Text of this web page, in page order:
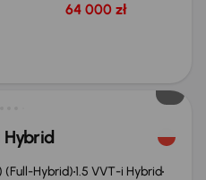
64 000 zł
Hybrid
(Full-Hybrid)1.5 VVT-i Hybrid